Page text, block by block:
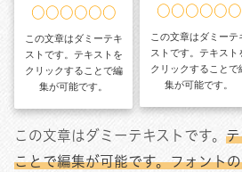
○○○○○○
この文章はダミーテキ
ストです。テキストを
クリックすることで編
集が可能です。
○○○○○○
この文章はダミーテ
ストです。テキスト
クリックすることで
集が可能です。
この文章はダミーテキストです。
ことで編集が可能です。フォント